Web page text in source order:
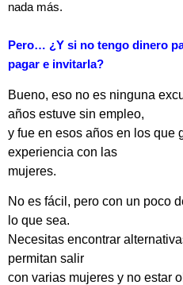
nada más.
Pero… ¿Y si no tengo dinero
pagar e invitarla?
Bueno, eso no es ninguna
años estuve sin empleo,
y fue en esos años en los que
experiencia con las
mujeres.
No es fácil, pero con un poco
lo que sea.
Necesitas encontrar
permitan salir
con varias mujeres y no estar